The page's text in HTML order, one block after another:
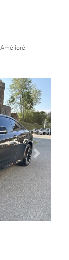
Next